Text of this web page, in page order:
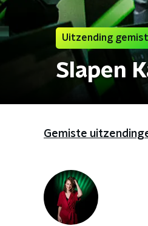
Uitzending gemist
Slapen
Gemiste